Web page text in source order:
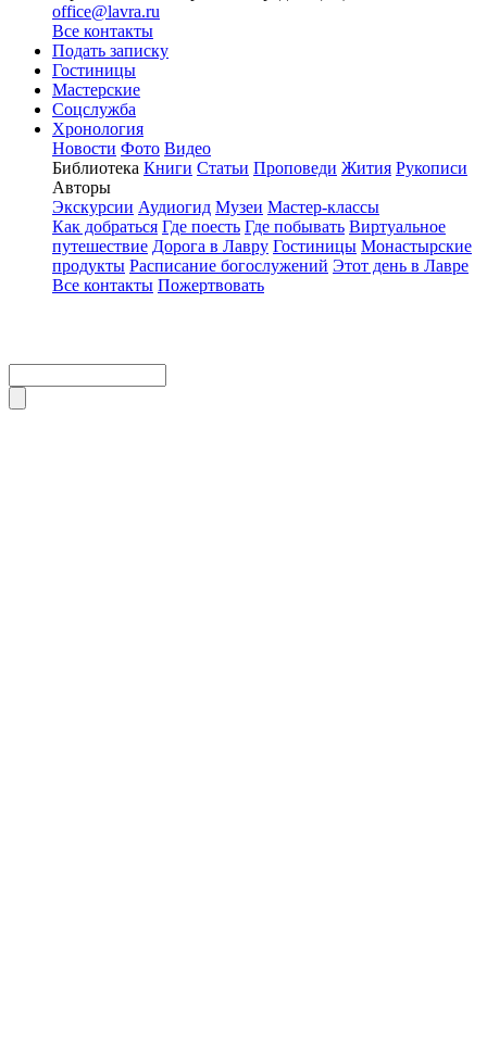
office@lavra.ru
Все контакты
Подать записку
Гостиницы
Мастерские
Соцслужба
Хронология
Новости Фото Видео
Библиотека Книги Статьи Проповеди Жития Рукописи
Авторы
Экскурсии Аудиогид Музеи Мастер-классы
Как добраться Где поесть Где побывать Виртуальное
путешествие Дорога в Лавру Гостиницы Монастырские
продукты Расписание богослужений Этот день в Лавре
Все контакты Пожертвовать